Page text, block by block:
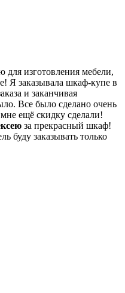
изготовления мебели,
Я заказывала шкаф-купе в
и заканчивая
Все было сделано очень
ещё скидку сделали!
за прекрасный шкаф!
буду заказывать только